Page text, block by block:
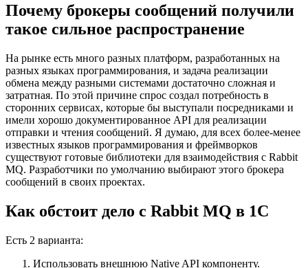
Почему брокеры сообщений получили
такое сильное распространение
На рынке есть много разных платформ, разработанных на
разных языках программирования, и задача реализации
обмена между разными системами достаточно сложная и
затратная. По этой причине спрос создал потребность в
сторонних сервисах, которые бы выступали посредниками и
имели хорошо документированное API для реализации
отправки и чтения сообщений. Я думаю, для всех более-менее
известных языков программирования и фреймворков
существуют готовые библиотеки для взаимодействия с Rabbit
MQ. Разработчики по умолчанию выбирают этого брокера
сообщений в своих проектах.
Как обстоит дело с Rabbit MQ в 1С
Есть 2 варианта:
Использовать внешнюю Native API компоненту.